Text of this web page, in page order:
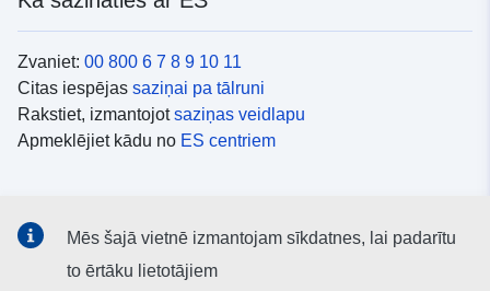
Zvaniet: 00 800 6 7 8 9 10 11
Citas iespējas saziņai pa tālruni
Rakstiet, izmantojotsaziņas veidlapu
Apmeklējiet kādu no ES centriem
ES kontisociālajos medijos
Mēs šajā vietnē izmantojam sīkdatnes, lai padarītu
to ērtāku lietotājiem